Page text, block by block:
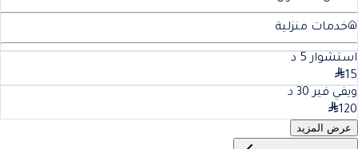
خدمات منزلية
استشوار 5 د
15
ويفي فير 30 د
120
عرض المزيد